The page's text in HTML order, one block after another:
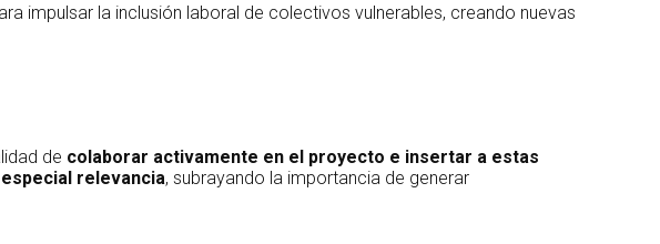
impulsar la inclusión laboral de colectivos vulnerables, creando nuevas
de colaborar activamente en el proyecto e insertar a estas
relevancia, subrayando la importancia de generar